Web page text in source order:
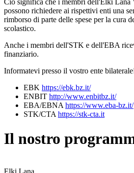
Ciò significa che i membri dell'Elki Lana
possono richiedere ai rispettivi enti una
rimborso di parte delle spese per la cura
scolastico.
Anche i membri dell'STK e dell'EBA
finanziario.
Informatevi presso il vostro ente
EBK https://ebk.bz.it/
ENBIT http://www.enbitbz.it/
EBA/EBNAhttps://www.eba-bz.it/
STK/CTAhttps://stk-cta.it
Il nostro